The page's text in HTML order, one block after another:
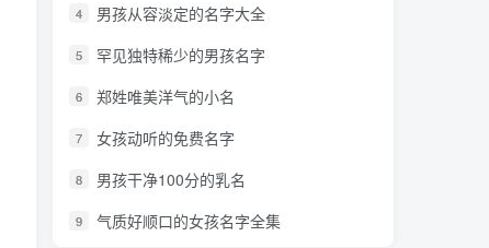
4 男孩从容淡定的名字大全
5 罕见独特稀少的男孩名字
6 郑姓唯美洋气的小名
7 女孩动听的免费名字
8 男孩干净100分的乳名
9 气质好顺口的女孩名字全集